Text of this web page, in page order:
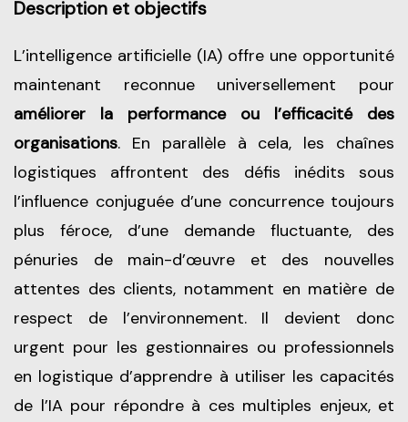
Description et objectifs
L’intelligence artificielle (IA) offre une opportunité
maintenant reconnue universellement pour
améliorer la performance ou l’efficacité des
organisations. En parallèle à cela, les chaînes
logistiques affrontent des défis inédits sous
l’influence conjuguée d’une concurrence toujours
plus féroce, d’une demande fluctuante, des
pénuries de main-d’œuvre et des nouvelles
attentes des clients, notamment en matière de
respect de l’environnement. Il devient donc
urgent pour les gestionnaires ou professionnels
en logistique d’apprendre à utiliser les capacités
de l’IA pour répondre à ces multiples enjeux, et